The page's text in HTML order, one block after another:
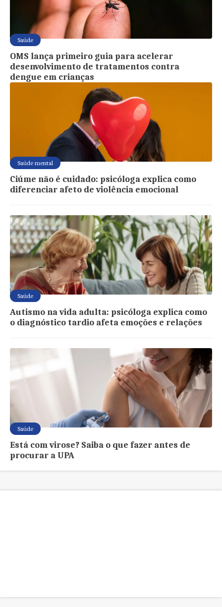
Saúde
OMS lança primeiro guia para acelerar
desenvolvimento de tratamentos contra
dengue em crianças
Saúde mental
Ciúme não é cuidado: psicóloga explica como
diferenciar afeto de violência emocional
Saúde
Autismo na vida adulta: psicóloga explica como
o diagnóstico tardio afeta emoções e relações
Saúde
Está com virose? Saiba o que fazer antes de
procurar a UPA